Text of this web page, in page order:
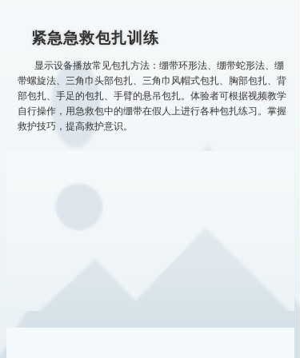
紧急急救包扎训练
显示设备播放常见包扎方法：绷带环形法、绷带蛇形法、绷
带螺旋法、三角巾头部包扎、三角巾风帽式包扎、胸部包扎、背
部包扎、手足的包扎、手臂的悬吊包扎。体验者可根据视频教学
自行操作，用急救包中的绷带在假人上进行各种包扎练习。掌握
救护技巧，提高救护意识。